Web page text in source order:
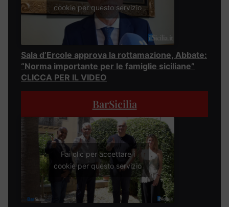
cookie per questo servizio
Sala d’Ercole approva la rottamazione, Abbate:
“Norma importante per le famiglie siciliane”
CLICCA PER IL VIDEO
BarSicilia
Fai clic per accettare i
cookie per questo servizio